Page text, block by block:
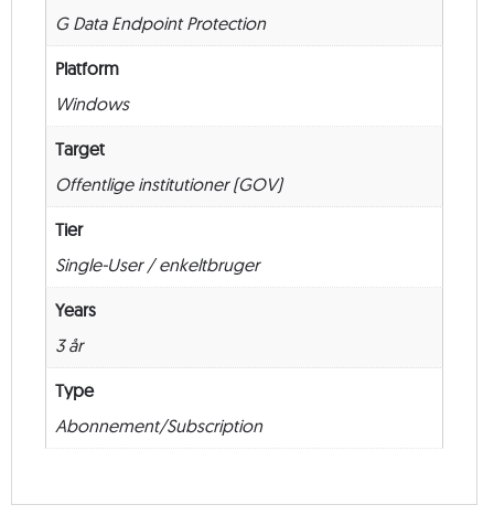
from
25
måneder
G Data Endpoint Protection
Platform
Windows
Target
Offentlige institutioner (GOV)
Tier
Single-User / enkeltbruger
Years
3 år
Type
Abonnement/Subscription